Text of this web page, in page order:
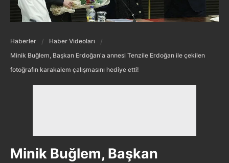
Haberler
Haber Videoları
Minik Buğlem, Başkan Erdoğan'a annesi Tenzile Erdoğan ile çekilen
fotoğrafın karakalem çalışmasını hediye etti!
Minik Buğlem, Başkan